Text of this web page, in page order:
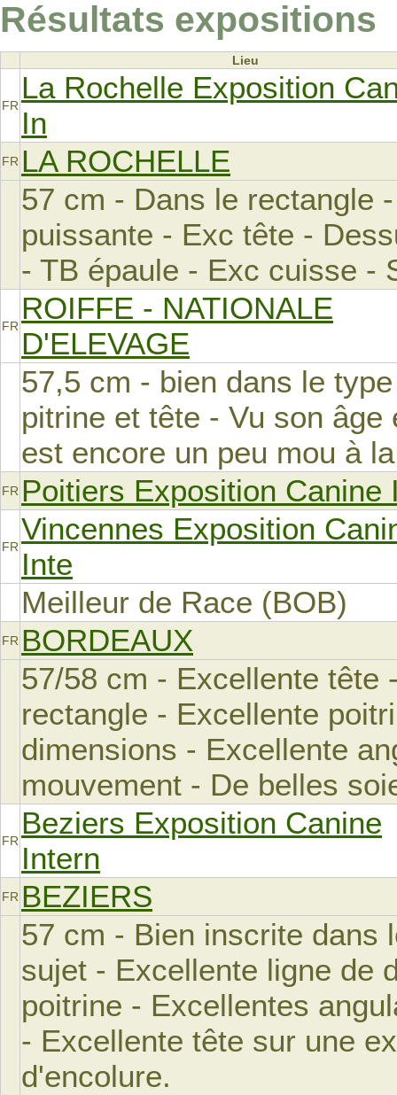
Résultats expositions
Lieu
FR
La Rochelle Exposition
In
FR LA ROCHELLE
57 cm - Dans le rectangle
puissante - Exc tête -
- TB épaule - Exc cuisse -
FR
ROIFFE - NATIONALE
D'ELEVAGE
57,5 cm - bien dans le
pitrine et tête - Vu son
est encore un peu mou à
FR Poitiers Exposition Canine
FR
Vincennes Exposition
Inte
Meilleur de Race (BOB)
FR BORDEAUX
57/58 cm - Excellente tête
rectangle - Excellente
dimensions - Excellente
mouvement - De belles
FR
Beziers Exposition Canine
Intern
FR BEZIERS
57 cm - Bien inscrite dans
sujet - Excellente ligne de
poitrine - Excellentes
- Excellente tête sur une
d'encolure.